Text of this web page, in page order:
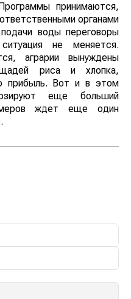
принимаются,
органами
воды переговоры
не меняется.
аграрии вынуждены
риса и хлопка,
прибыль. Вот и в этом
еще больший
ждет еще один